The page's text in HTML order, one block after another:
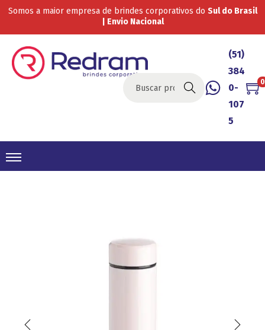
Somos a maior empresa de brindes corporativos do Sul do Brasil
| Envio Nacional
Buscar
(51)
384
0-
107
5
0